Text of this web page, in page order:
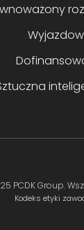
PCDK Group.
Kodeks etyki